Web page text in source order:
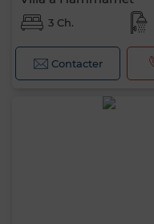
3 Ch.
Contacter